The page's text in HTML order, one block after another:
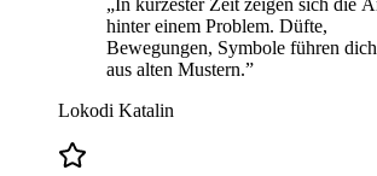
„In kürzester Zeit zeigen sich die
hinter einem Problem. Düfte,
Bewegungen, Symbole führen
aus alten Mustern.”
Lokodi Katalin